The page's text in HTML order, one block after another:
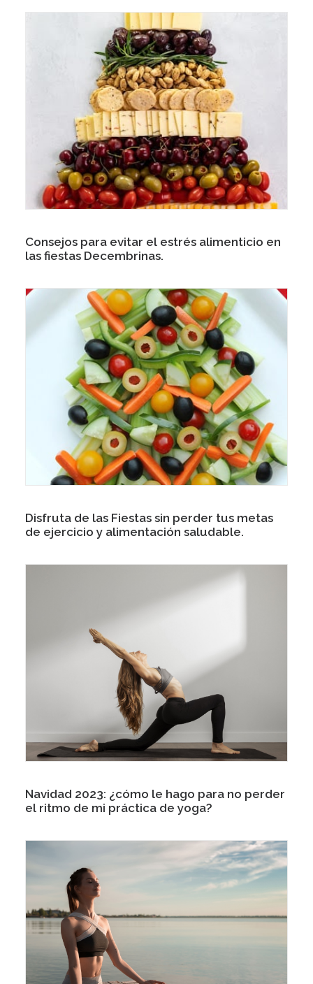
Consejos para evitar el estrés alimenticio en
las fiestas Decembrinas.
Disfruta de las Fiestas sin perder tus metas
de ejercicio y alimentación saludable.
Navidad 2023: ¿cómo le hago para no perder
el ritmo de mi práctica de yoga?